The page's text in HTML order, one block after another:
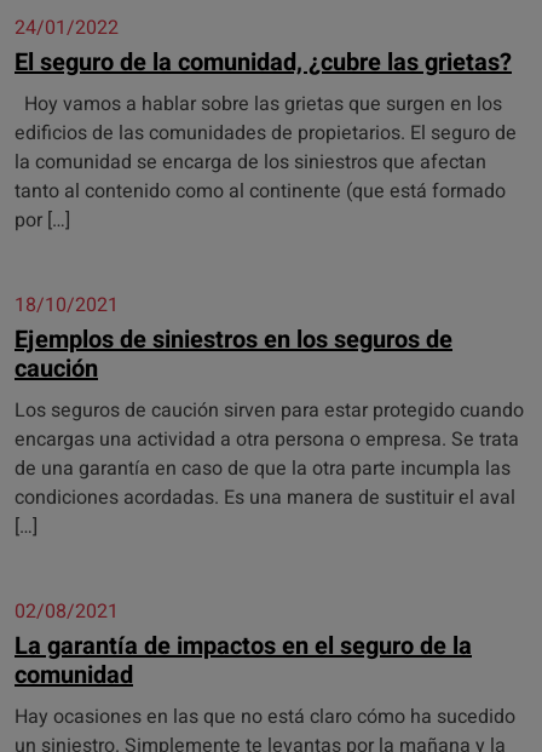
24/01/2022
El seguro de la comunidad, ¿cubre las grietas?
Hoy vamos a hablar sobre las grietas que surgen en los
edificios de las comunidades de propietarios. El seguro de
la comunidad se encarga de los siniestros que afectan
tanto al contenido como al continente (que está formado
por […]
18/10/2021
Ejemplos de siniestros en los seguros de
caución
Los seguros de caución sirven para estar protegido cuando
encargas una actividad a otra persona o empresa. Se trata
de una garantía en caso de que la otra parte incumpla las
condiciones acordadas. Es una manera de sustituir el aval
[…]
02/08/2021
La garantía de impactos en el seguro de la
comunidad
Hay ocasiones en las que no está claro cómo ha sucedido
un siniestro. Simplemente te levantas por la mañana y la